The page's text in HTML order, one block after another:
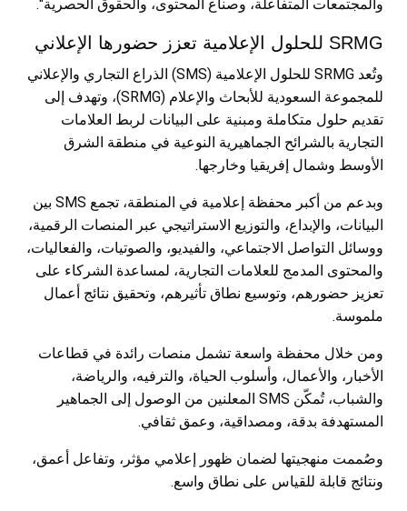
والمجتمعات المتفاعلة، وصناع المحتوى، والحقوق الحصرية".
SRMG للحلول الإعلامية تعزز حضورها الإعلاني
وتُعد SRMG للحلول الإعلامية (SMS) الذراع التجاري والإعلاني
للمجموعة السعودية للأبحاث والإعلام (SRMG)، وتهدف إلى
تقديم حلول متكاملة ومبنية على البيانات لربط العلامات
التجارية بالشرائح الجماهيرية النوعية في منطقة الشرق
الأوسط وشمال إفريقيا وخارجها.
وبدعم من أكبر محفظة إعلامية في المنطقة، تجمع SMS بين
البيانات، والإبداع، والتوزيع الاستراتيجي عبر المنصات الرقمية،
ووسائل التواصل الاجتماعي، والفيديو، والصوتيات، والفعاليات،
والمحتوى المدمج للعلامات التجارية، لمساعدة الشركاء على
تعزيز حضورهم، وتوسيع نطاق تأثيرهم، وتحقيق نتائج أعمال
ملموسة.
ومن خلال محفظة واسعة تشمل منصات رائدة في قطاعات
الأخبار، والأعمال، وأسلوب الحياة، والترفيه، والرياضة،
والشباب، تُمكّن SMS المعلنين من الوصول إلى الجماهير
المستهدفة بدقة، ومصداقية، وعمق ثقافي.
وصُممت منهجيتها لضمان ظهور إعلامي مؤثر، وتفاعل أعمق،
ونتائج قابلة للقياس على نطاق واسع.